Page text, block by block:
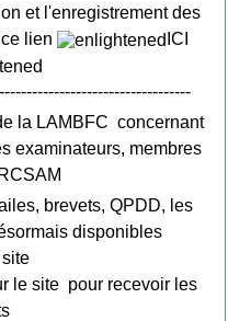
et l'enregistrement des
lien
ICI
la LAMBFC concernant
examinateurs, membres
brevets, QPDD, les
disponibles
le site pour recevoir les